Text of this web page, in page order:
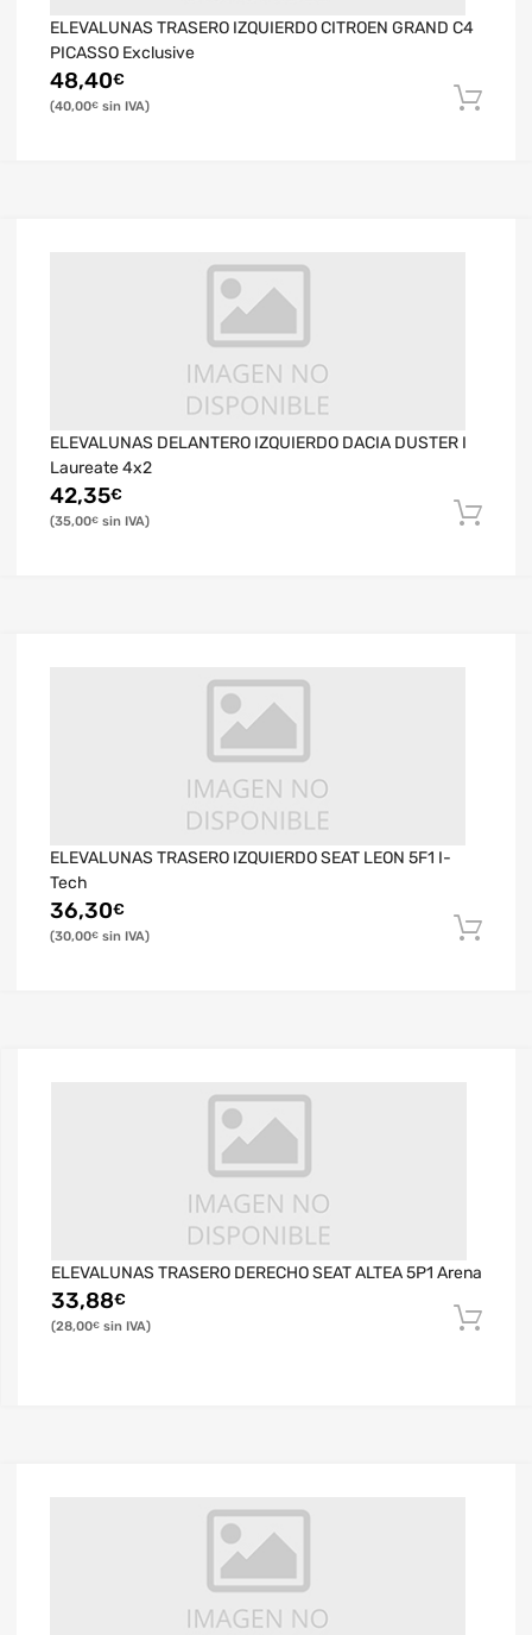
ELEVALUNAS TRASERO IZQUIERDO CITROEN GRAND C4
PICASSO Exclusive
48,40€
40,00€
ELEVALUNAS DELANTERO IZQUIERDO DACIA DUSTER I
Laureate 4x2
42,35€
35,00€
ELEVALUNAS TRASERO IZQUIERDO SEAT LEON 5F1 I-
Tech
36,30€
30,00€
ELEVALUNAS TRASERO DERECHO SEAT ALTEA 5P1 Arena
33,88€
28,00€